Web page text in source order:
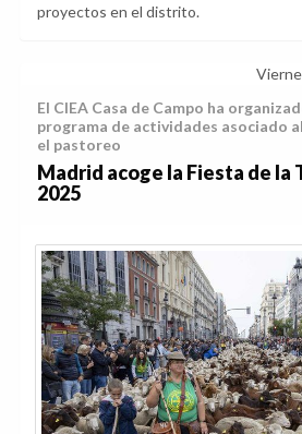
proyectos en el distrito.
El CIEA Casa de Campo ha
programa de actividades asociado
el pastoreo
Madrid acoge la Fiesta de la
2025